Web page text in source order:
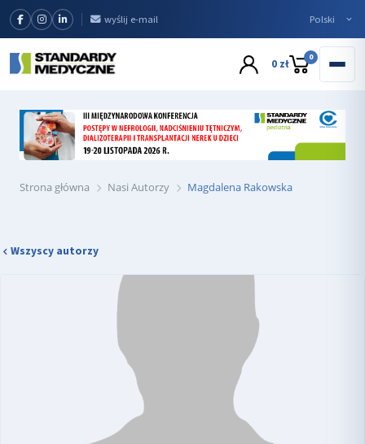
wyślij e-mail
0 zł 0
Strona główna Nasi Autorzy Magdalena Rakowska
Wszyscy autorzy